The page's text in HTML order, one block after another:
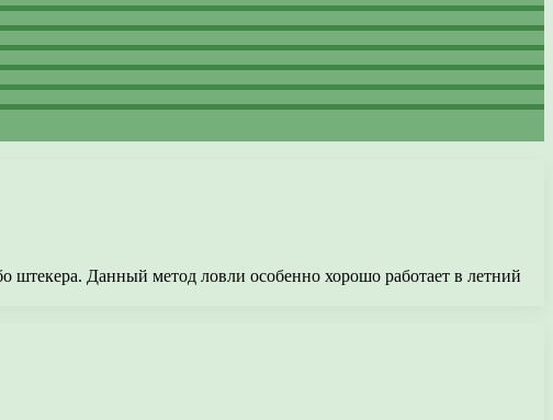
штекера. Данный метод ловли особенно хорошо работает в летний